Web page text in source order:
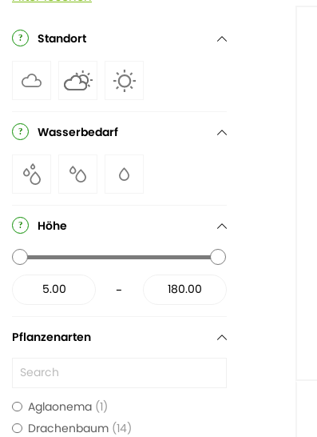
Standort
Wasserbedarf
Höhe
-
Pflanzenarten
Aglaonema 1
Drachenbaum 14